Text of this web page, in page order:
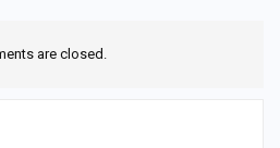
are closed.